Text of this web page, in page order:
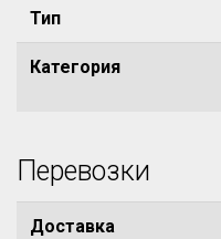
Тип
Категория
Перевозки
Доставка